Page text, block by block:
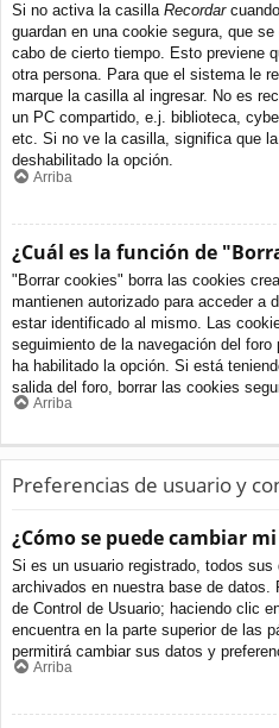
Si no activa la casilla Recordar
guardan en una cookie segura, que
cabo de cierto tiempo. Esto previene
otra persona. Para que el sistema le
marque la casilla al ingresar. No es
un PC compartido, e.j. biblioteca,
etc. Si no ve la casilla, significa que
deshabilitado la opción.
Arriba
¿Cuál es la función de
"Borrar cookies" borra las cookies
mantienen autorizado para acceder a
estar identificado al mismo. Las
seguimiento de la navegación del
ha habilitado la opción. Si está
salida del foro, borrar las cookies
Arriba
Preferencias de usuario y
¿Cómo se puede cambiar
Si es un usuario registrado, todos
archivados en nuestra base de
de Control de Usuario; haciendo clic
encuentra en la parte superior de las
permitirá cambiar sus datos y
Arriba